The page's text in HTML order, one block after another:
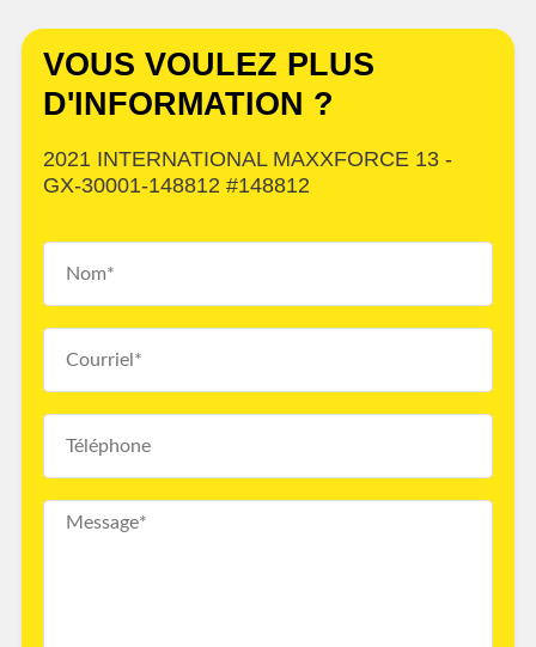
VOUS VOULEZ PLUS
D'INFORMATION ?
2021 INTERNATIONAL MAXXFORCE 13 -
GX-30001-148812 #148812